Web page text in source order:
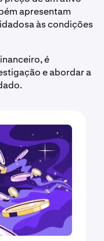
apresentam
às condições
é
e abordar a